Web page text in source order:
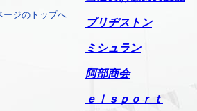
ジのトップへ
ブリヂストン
ミシュラン
阿部商会
ｅｌｓｐｏｒｔ